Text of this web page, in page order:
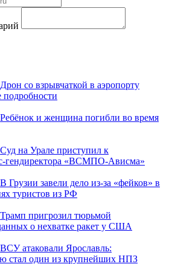
Дрон со взрывчаткой в аэропорту
подробности
Ребёнок и женщина погибли во время
Суд на Урале приступил к
гендиректора «ВСМПО-Ависма»
В Грузии завели дело из-за «фейков» в
туристов из РФ
Трамп пригрозил тюрьмой
о нехватке ракет у США
ВСУ атаковали Ярославль:
стал один из крупнейших НПЗ